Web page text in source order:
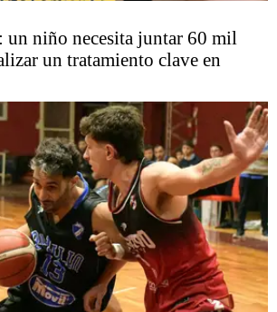
un niño necesita juntar 60 mil
un tratamiento clave en